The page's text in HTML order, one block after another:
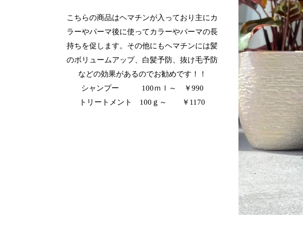
こちらの商品はヘマチンが入っており主にカ
ラーやパーマ後に使ってカラーやパーマの長
持ちを促します。その他にもヘマチンには髪
のボリュームアップ、白髪予防、抜け毛予防
などの効果があるのでお勧めです！！
シャンプー 100ｍｌ～ ￥990
トリートメント 100ｇ～ ￥1170